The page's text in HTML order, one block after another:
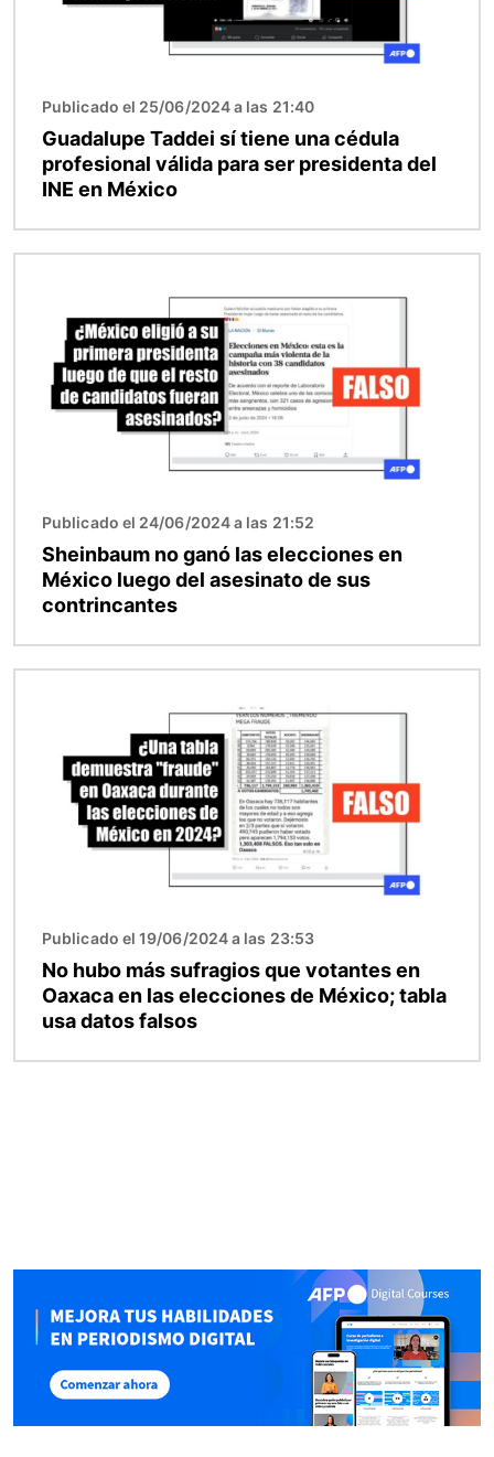
Publicado el 25/06/2024 a las 21:40
Guadalupe Taddei sí tiene una cédula
profesional válida para ser presidenta del
INE en México
Publicado el 24/06/2024 a las 21:52
Sheinbaum no ganó las elecciones en
México luego del asesinato de sus
contrincantes
Publicado el 19/06/2024 a las 23:53
No hubo más sufragios que votantes en
Oaxaca en las elecciones de México; tabla
usa datos falsos